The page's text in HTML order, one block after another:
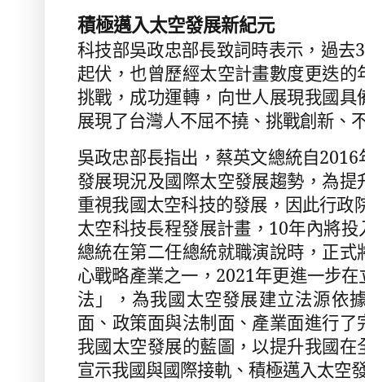
積極邁入太空發展新紀元
科技部吳政忠部長致詞時表示，過去
起伏，也曾歷經太空計畫數度更迭
挑戰，成功運轉，向世人展現我國
展現了台灣人不屈不撓、挑戰創新、
吳政忠部長指出，蔡英文總統自2016
發展現況及國際太空發展趨勢，為
重視我國太空科技的發展，因此行政
太空科技長程發展計畫， 10年內將投
總統在第二任總統就職演說時，正
心戰略產業之一， 2021年更進一步
法」，為我國太空發展建立法源依
面、政策面與法制面、產業面進行
我國太空發展的藍圖，以提升我國
宣示我國與國際接軌、積極邁入太空